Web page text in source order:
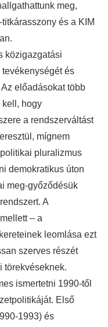
meg,
és a KIM
közigazgatási
és
előadásokat több
kell, hogy
a rendszerváltást
mígnem
pluralizmus
demokratikus úton
meg-győződésük
A
– a
leomlása ezt
szerves részét
törekvéseknek.
ismertetni 1990-től
Első
1993) és